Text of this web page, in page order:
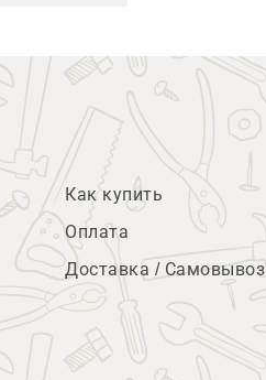
Как купить
Оплата
Доставка / Самовывоз